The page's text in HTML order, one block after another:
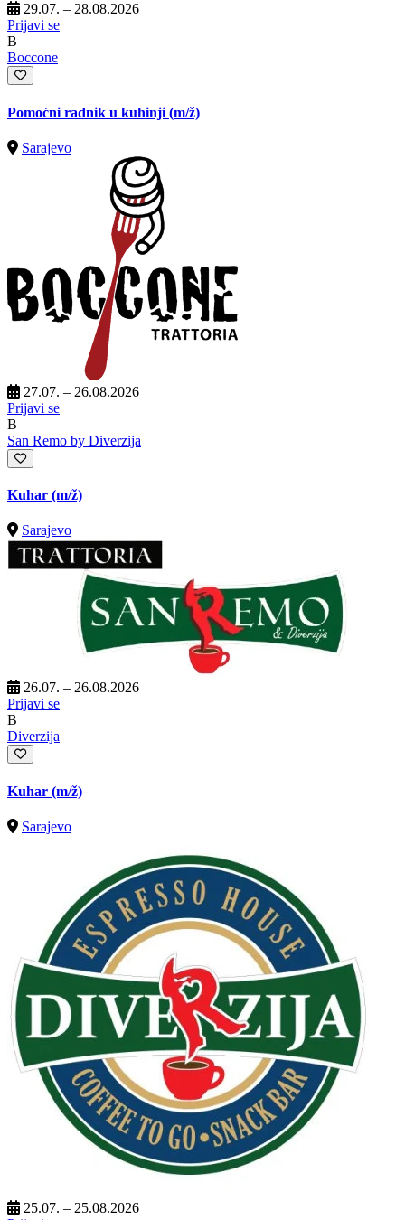
29.07. – 28.08.2026
Prijavi se
B
Boccone
Pomoćni radnik u kuhinji (m/ž)
Sarajevo
27.07. – 26.08.2026
Prijavi se
B
San Remo by Diverzija
Kuhar (m/ž)
Sarajevo
26.07. – 26.08.2026
Prijavi se
B
Diverzija
Kuhar (m/ž)
Sarajevo
25.07. – 25.08.2026